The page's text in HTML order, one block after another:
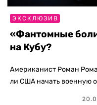
ЭКСКЛЮЗИВ
«Фантомные
на Кубу?
Американист Роман
ли США начать военную